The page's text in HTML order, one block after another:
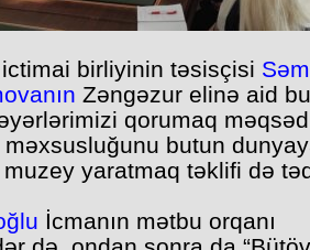
birliyinin təsisçisi
Zəngəzur elinə aid
qorumaq
məxsusluğunu butun
yaratmaq təklifi də
İcmanın mətbu orqanı